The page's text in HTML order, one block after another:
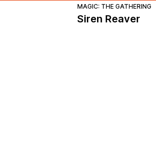
MAGIC: THE GATHERING
Siren Reaver